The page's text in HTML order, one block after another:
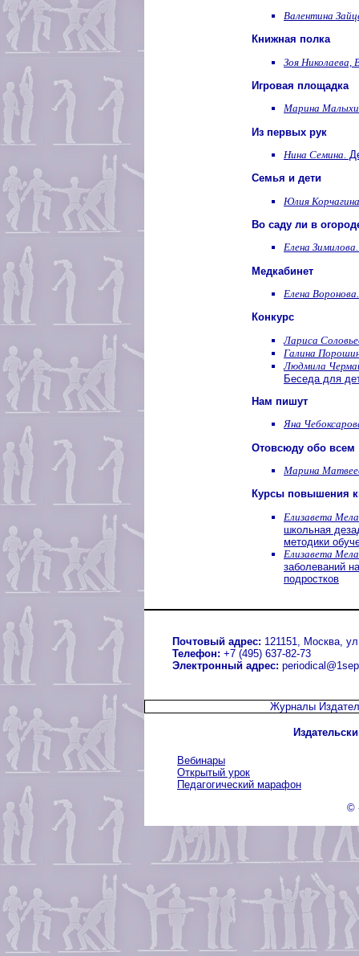
Валентина
Книжная полка
Зоя Николаева,
Игровая площадка
Марина
Из первых рук
Нина Семина.
Семья и дети
Юлия
Во саду ли в
Елена Зимилова.
Медкабинет
Елена Воронова.
Конкурс
Лариса
Галина
Людмила
Беседа для
Нам пишут
Яна
Отовсюду обо всем
Марина
Курсы повышения
Елизавета
школьная
методики
Елизавета
заболеваний
подростков
Почтовый адрес: 121151, Москва,
Телефон: +7 (495) 637-82-73
Электронный адрес:
Журналы
Вебинары
Открытый урок
Педагогический марафон
©